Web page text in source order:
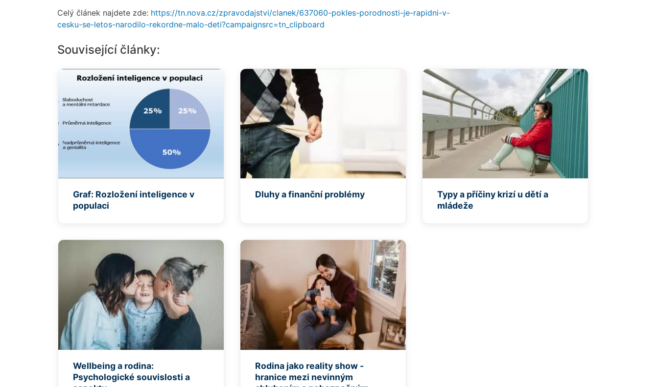
Celý článek najdete zde: https://tn.nova.cz/zpravodajstvi/clanek/637060-pokles-porodnosti-je-rapidni-v-
cesku-se-letos-narodilo-rekordne-malo-deti?campaignsrc=tn_clipboard
Související články:
Graf: Rozložení inteligence v
populaci
Dluhy a finanční problémy
Typy a příčiny krizí u dětí a
mládeže
Wellbeing a rodina:
Psychologické souvislosti a
Rodina jako reality show -
hranice mezi nevinným